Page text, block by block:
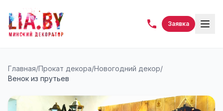
Заявка
Главная/Прокат декора/Новогодний декор/
Венок из прутьев